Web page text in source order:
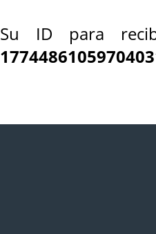
Su ID para